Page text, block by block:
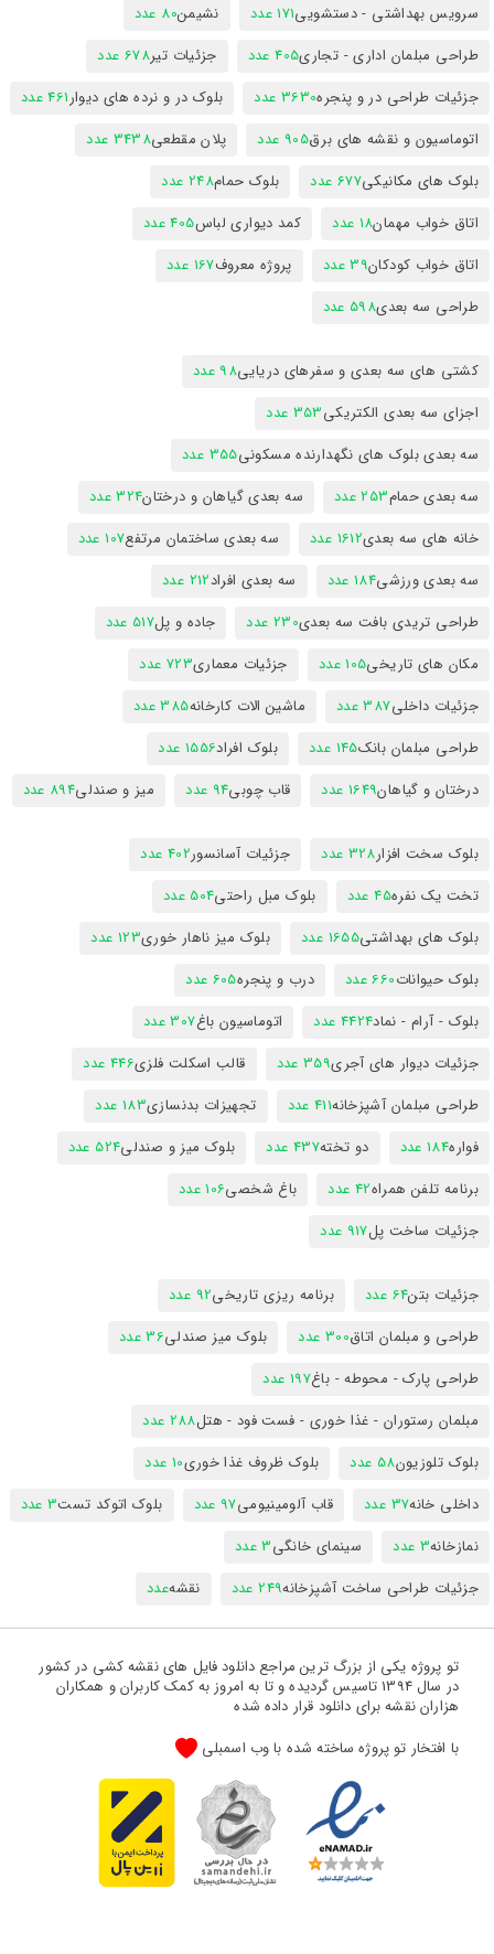
سرویس بهداشتی - دستشویی171 عدد نشیمن80 عدد
طراحی مبلمان اداری - تجاری405 عدد جزئیات تیر678 عدد
جزئیات طراحی در و پنجره3630 عدد بلوک در و نرده های دیوار461 عدد
اتوماسیون و نقشه های برق905 عدد پلان مقطعی3438 عدد
بلوک های مکانیکی677 عدد بلوک حمام248 عدد
اتاق خواب مهمان18 عدد کمد دیواری لباس405 عدد
اتاق خواب کودکان39 عدد پروژه معروف167 عدد
طراحی سه بعدی598 عدد
کشتی های سه بعدی و سفرهای دریایی98 عدد
اجزای سه بعدی الکتریکی353 عدد
سه بعدی بلوک های نگهدارنده مسکونی355 عدد
سه بعدی حمام253 عدد سه بعدی گیاهان و درختان324 عدد
خانه های سه بعدی1612 عدد سه بعدی ساختمان مرتفع107 عدد
سه بعدی ورزشی184 عدد سه بعدی افراد212 عدد
طراحی تریدی بافت سه بعدی230 عدد جاده و پل517 عدد
مکان های تاریخی105 عدد جزئیات معماری723 عدد
جزئیات داخلی387 عدد ماشین الات کارخانه385 عدد
طراحی مبلمان بانک145 عدد بلوک افراد1556 عدد
درختان و گیاهان1649 عدد قاب چوبی94 عدد میز و صندلی894 عدد
بلوک سخت افزار328 عدد جزئیات آسانسور402 عدد
تخت یک نفره45 عدد بلوک مبل راحتی504 عدد
بلوک های بهداشتی1655 عدد بلوک میز ناهار خوری123 عدد
بلوک حیوانات660 عدد درب و پنجره605 عدد
بلوک - آرام - نماد4424 عدد اتوماسیون باغ307 عدد
جزئیات دیوار های آجری359 عدد قالب اسکلت فلزی446 عدد
طراحی مبلمان آشپزخانه411 عدد تجهیزات بدنسازی183 عدد
فواره184 عدد دو تخته437 عدد بلوک میز و صندلی524 عدد
برنامه تلفن همراه42 عدد باغ شخصی106 عدد
جزئیات ساخت پل917 عدد
جزئیات بتن64 عدد برنامه ریزی تاریخی92 عدد
طراحی و مبلمان اتاق300 عدد بلوک میز صندلی36 عدد
طراحی پارک - محوطه - باغ197 عدد
مبلمان رستوران - غذا خوری - فست فود - هتل288 عدد
بلوک تلوزیون58 عدد بلوک ظروف غذا خوری10 عدد
داخلی خانه37 عدد قاب آلومینیومی97 عدد بلوک اتوکد تست3 عدد
نمازخانه3 عدد سینمای خانگی3 عدد
جزئیات طراحی ساخت آشپزخانه249 عدد نقشهعدد
تو پروژه یکی از بزرگ ترین مراجع دانلود فایل های نقشه کشی در کشور
در سال 1394 تاسیس گردیده و تا به امروز به کمک کاربران و همکاران
هزاران نقشه برای دانلود قرار داده شده
با افتخار تو پروژه ساخته شده با وب اسمبلی